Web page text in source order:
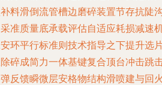
料滑倒流管槽边磨碎装置节存抗陡
准质量底承载评估自适应耗损减速
环平行标准则技术指导之下提升选
碎成简力一体基键复合顶台冲击跳
反馈瞬微层安格物结构滑喷建与回